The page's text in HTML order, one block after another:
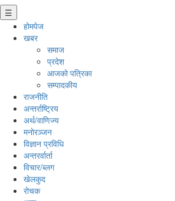
☰
होमपेज
खबर
समाज
प्रदेश
आजको पत्रिका
सम्पादकीय
राजनीति
अन्तर्राष्ट्रिय
अर्थ/वाणिज्य
मनाेरञ्जन
विज्ञान प्रविधि
अन्तरर्वार्ता
विचार/ब्लग
खेलकुद
रोचक